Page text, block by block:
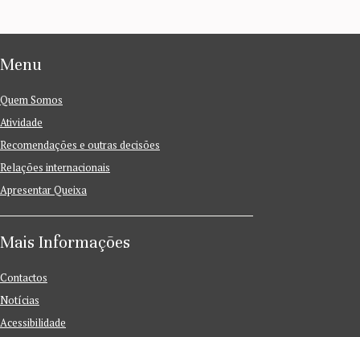
Menu
Quem Somos
Atividade
Recomendações e outras decisões
Relações internacionais
Apresentar Queixa
Mais Informações
Contactos
Notícias
Acessibilidade